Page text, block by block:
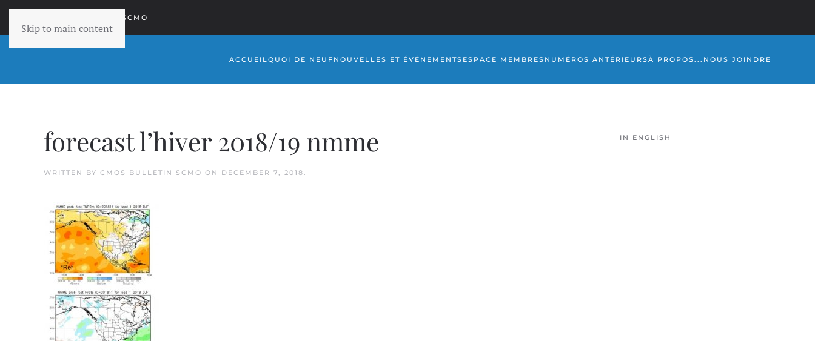
Skip to main content
RETOURNER À SCMO
ACCUEIL QUOI DE NEUF NOUVELLES ET ÉVÉNEMENTS ESPACE MEMBRES NUMÉROS ANTÉRIEURSÀ PROPOS... NOUS JOINDRE
forecast l’hiver 2018/19 nmme
WRITTEN BY CMOS BULLETIN SCMO ON DECEMBER 7, 2018.
IN ENGLISH